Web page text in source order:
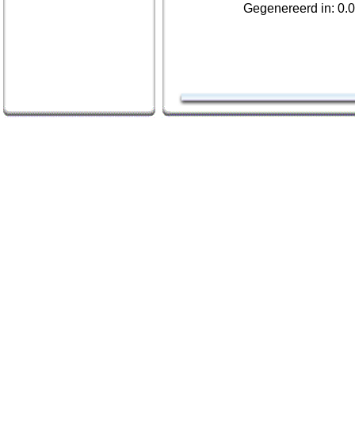
Gegenereerd in: